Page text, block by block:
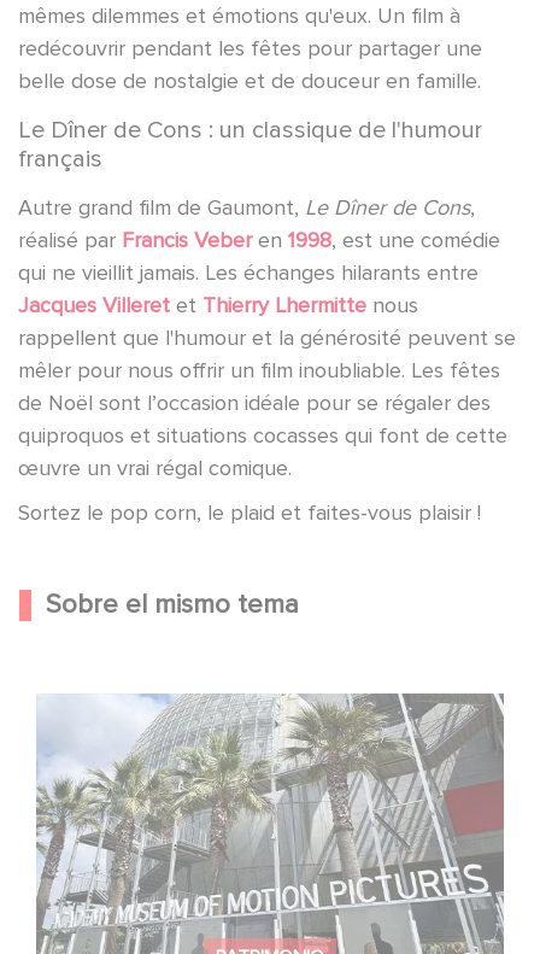
mêmes dilemmes et émotions qu'eux. Un film à
redécouvrir pendant les fêtes pour partager une
belle dose de nostalgie et de douceur en famille.
Le Dîner de Cons : un classique de l'humour
français
Autre grand film de Gaumont, Le Dîner de Cons,
réalisé par Francis Veberen 1998, est une comédie
qui ne vieillit jamais. Les échanges hilarants entre
Jacques Villeret et Thierry Lhermitte nous
rappellent que l'humour et la générosité peuvent se
mêler pour nous offrir un film inoubliable. Les fêtes
de Noël sont l’occasion idéale pour se régaler des
quiproquos et situations cocasses qui font de cette
œuvre un vrai régal comique.
Sortez le pop corn, le plaid et faites-vous plaisir !
Sobre el mismo tema
¡Gaumont celebra su 130.º aniversario en el Academy
Museum de Los Ángeles!